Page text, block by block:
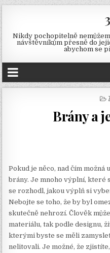
Nikdy pochopitelně
návštěvníkům přesně do
abychom se
Brány a
Pokud je něco, nad čím možná
brány. Je mnoho výplní, které
se rozhodl, jakou výplň si
Nebojte se toho, že by byl
skutečně nehrozí. Člověk
materiálu, tak podle designu,
kterými byste se měli
nelitovali. Je možné, že